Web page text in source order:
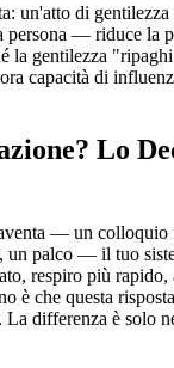
un'atto di
persona — riduce la
la gentilezza
capacità di
Lo
— un colloquio
un palco — il tuo
respiro più
è che questa
differenza è solo